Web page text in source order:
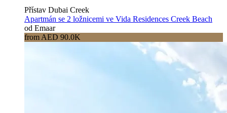
Přístav Dubai Creek
Apartmán se 2 ložnicemi ve Vida Residences Creek Beach
od Emaar
from AED 90.0K